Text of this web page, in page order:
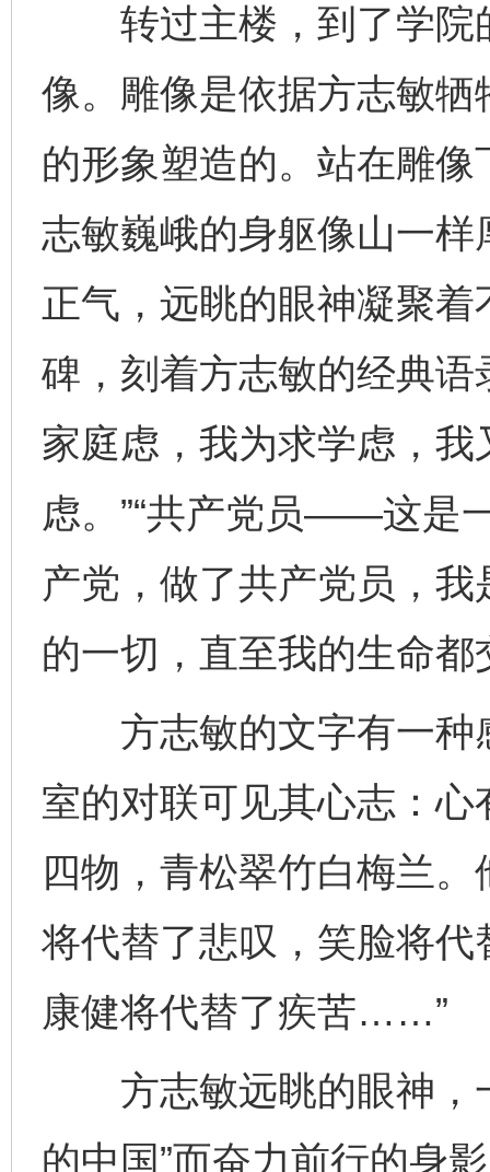
转过主楼，到了学院
像。雕像是依据方志敏
的形象塑造的。站在雕
志敏巍峨的身躯像山一
正气，远眺的眼神凝聚
碑，刻着方志敏的经典语
家庭虑，我为求学虑，
虑。”“共产党员——这是
产党，做了共产党员，
的一切，直至我的生命都
方志敏的文字有一种
室的对联可见其心志：
四物，青松翠竹白梅兰
将代替了悲叹，笑脸将
康健将代替了疾苦……”
方志敏远眺的眼神，
的中国”而奋力前行的身